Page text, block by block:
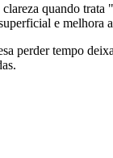
quando
e melhora
perder tempo